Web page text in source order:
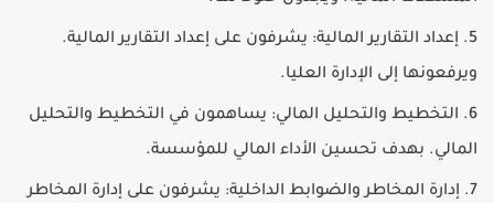
إعداد التقارير المالية: يشرفون على إعداد التقارير المالية.
ويرفعونها إلى الإدارة العليا.
التخطيط والتحليل المالي: يساهمون في التخطيط والتحليل
المالي. بهدف تحسين الأداء المالي للمؤسسة.
إدارة المخاطر والضوابط الداخلية: يشرفون على إدارة المخاطر